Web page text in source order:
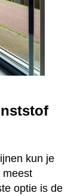
kun je
meest
optie is de